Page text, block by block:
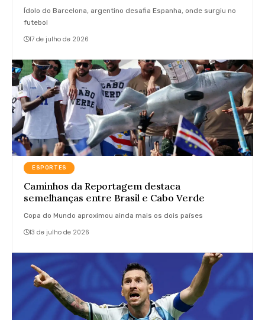
Ídolo do Barcelona, argentino desafia Espanha, onde surgiu no
futebol
17 de julho de 2026
ESPORTES
Caminhos da Reportagem destaca
semelhanças entre Brasil e Cabo Verde
Copa do Mundo aproximou ainda mais os dois países
13 de julho de 2026